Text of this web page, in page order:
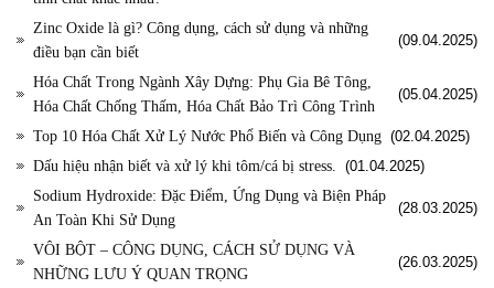
Zinc Oxide là gì? Công dụng, cách sử dụng và những
điều bạn cần biết
(09.04.2025)
Hóa Chất Trong Ngành Xây Dựng: Phụ Gia Bê Tông,
Hóa Chất Chống Thấm, Hóa Chất Bảo Trì Công Trình
(05.04.2025)
Top 10 Hóa Chất Xử Lý Nước Phổ Biến và Công Dụng (02.04.2025)
Dấu hiệu nhận biết và xử lý khi tôm/cá bị stress.
(01.04.2025)
Sodium Hydroxide: Đặc Điểm, Ứng Dụng và Biện Pháp
An Toàn Khi Sử Dụng
(28.03.2025)
VÔI BỘT – CÔNG DỤNG, CÁCH SỬ DỤNG VÀ
NHỮNG LƯU Ý QUAN TRỌNG
(26.03.2025)